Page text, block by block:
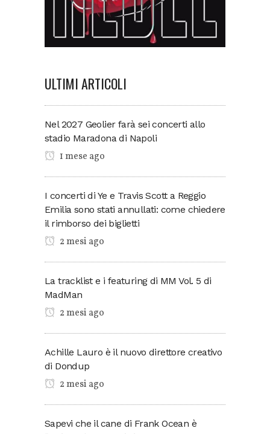
ULTIMI ARTICOLI
Nel 2027 Geolier farà sei concerti allo
stadio Maradona di Napoli
1 mese ago
I concerti di Ye e Travis Scott a Reggio
Emilia sono stati annullati: come chiedere
il rimborso dei biglietti
2 mesi ago
La tracklist e i featuring di MM Vol. 5 di
MadMan
2 mesi ago
Achille Lauro è il nuovo direttore creativo
di Dondup
2 mesi ago
Sapevi che il cane di Frank Ocean è